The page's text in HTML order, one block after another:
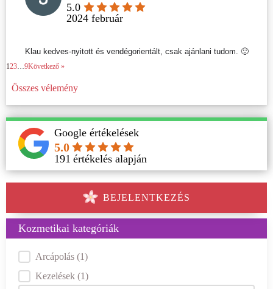
Kozmetikai kategóriák
Kategóriák
Arcápolás (1)
Kezelések (1)
BEJELENTKEZÉS
Google értékelések
5.0
191 értékelés alapján
5.0
2024 február
Klau kedves-nyitott és vendégorientált, csak ajánlani tudom. 🙂
123 9Következő »
Összes vélemény